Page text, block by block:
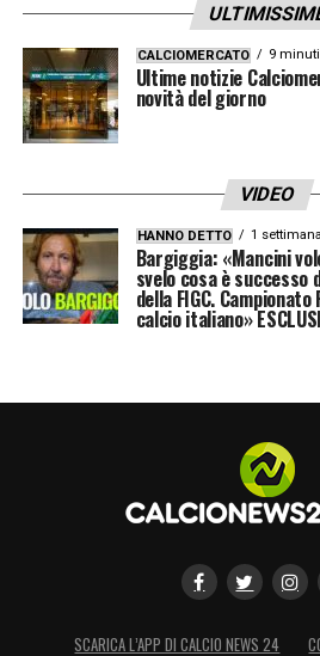
CALCIOMERCATO 9
Ultime notizie
novità del giorno
VIDEO
HANNO DETTO 1
Bargiggia: «Mancini
svelo cosa è
della FIGC.
calcio italiano»
SCARICA L’APP DI CALCIO NEWS 24